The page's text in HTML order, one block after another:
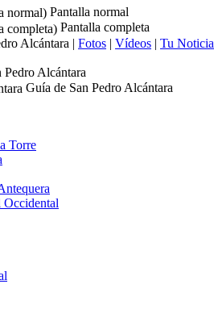
Pantalla normal
Pantalla completa
Alcántara | Fotos | Vídeos | Tu Noticia
Pedro Alcántara
Guía de San Pedro Alcántara
Torre
Occidental